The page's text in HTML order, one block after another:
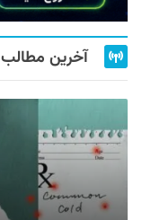
آخرین مطالب